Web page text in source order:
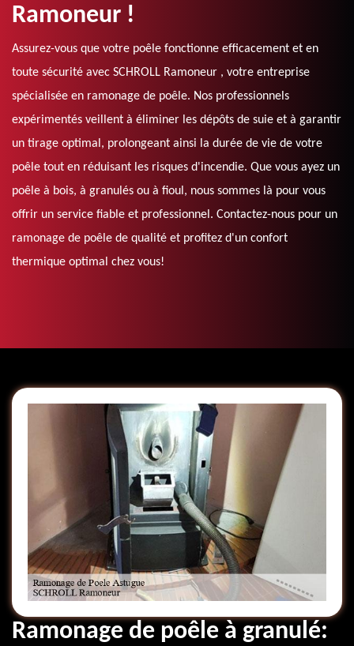
Ramoneur !
Assurez-vous que votre poêle fonctionne efficacement et en
toute sécurité avec SCHROLL Ramoneur , votre entreprise
spécialisée en ramonage de poêle. Nos professionnels
expérimentés veillent à éliminer les dépôts de suie et à garantir
un tirage optimal, prolongeant ainsi la durée de vie de votre
poêle tout en réduisant les risques d'incendie. Que vous ayez un
poêle à bois, à granulés ou à fioul, nous sommes là pour vous
offrir un service fiable et professionnel. Contactez-nous pour un
ramonage de poêle de qualité et profitez d'un confort
thermique optimal chez vous!
Ramonage de poêle à granulé: